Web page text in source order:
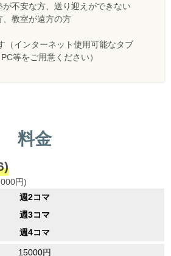
不安な方、送り迎えができない
、教室が遠方の方
（インターネット使用可能なタブ
等をご用意ください）
料金
円)
週2コマ
週3コマ
週4コマ
15000円